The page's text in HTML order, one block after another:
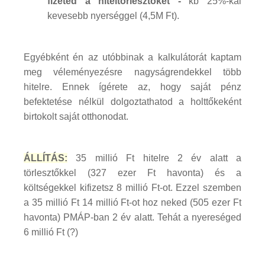
kevesebb nyerséggel (4,5M Ft).
Egyébként én az utóbbinak a kalkulátorát kaptam
meg véleményezésre nagyságrendekkel több
hitelre. Ennek ígérete az, hogy saját pénz
befektetése nélkül dolgoztathatod a holttőkeként
birtokolt saját otthonodat.
ÁLLÍTÁS: 35 millió Ft hitelre 2 év alatt a
törlesztőkkel (327 ezer Ft havonta) és a
költségekkel kifizetsz 8 millió Ft-ot. Ezzel szemben
a 35 millió Ft 14 millió Ft-ot hoz neked (505 ezer Ft
havonta) PMÁP-ban 2 év alatt. Tehát a nyereséged
6 millió Ft (?)